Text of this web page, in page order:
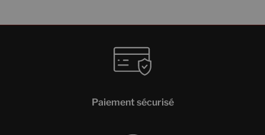
Paiement sécurisé